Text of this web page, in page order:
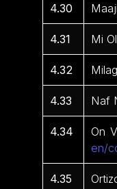
4.30
4.31 Mi
4.32
4.33 Naf
4.34 On
en/
4.35